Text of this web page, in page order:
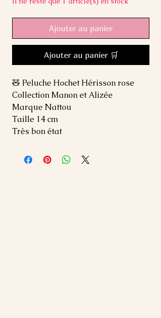
Ajouter au panier
Ajouter au panier 🛒
🧸 Peluche Hochet Hérisson rose
Collection Manon et Alizée
Marque Nattou
Taille 14 cm
Très bon état